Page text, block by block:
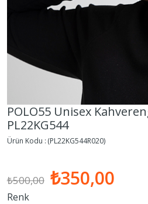
POLO55 Unisex
PL22KG544
(PL22KG544R020)
₺500,00 ₺350,00
Renk